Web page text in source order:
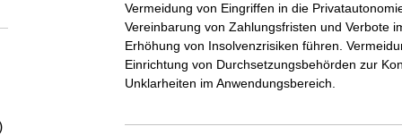
Vermeidung von Eingriffen in die
Vereinbarung von Zahlungsfristen und Verbote
Erhöhung von Insolvenzrisiken führen.
Einrichtung von Durchsetzungsbehörden zur
Unklarheiten im Anwendungsbereich.